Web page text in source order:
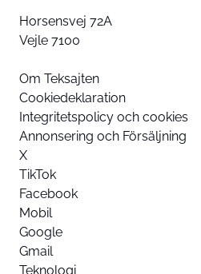
Horsensvej 72A
Vejle 7100
Om Teksajten
Cookiedeklaration
Integritetspolicy och cookies
Annonsering och Försäljning
X
TikTok
Facebook
Mobil
Google
Gmail
Teknologi